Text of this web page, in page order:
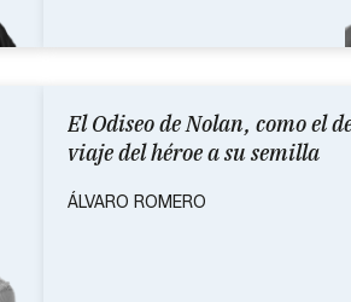
El Odiseo de Nolan, como el
viaje del héroe a su semilla
ÁLVARO ROMERO